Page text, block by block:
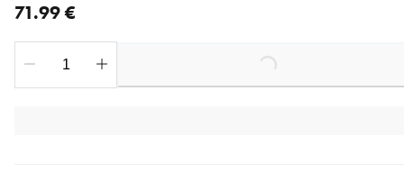
71.99 €
Loading...